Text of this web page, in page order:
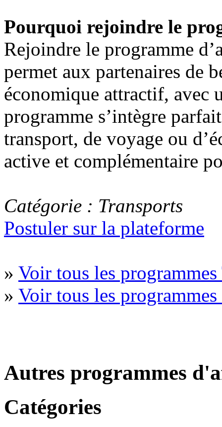
Pourquoi rejoindre le
Rejoindre le programme
permet aux partenaires de
économique attractif, avec
programme s’intègre
transport, de voyage ou
active et complémentaire
Catégorie : Transports
Postuler sur la plateforme
» Voir tous les
» Voir tous les
Autres programmes
Catégories